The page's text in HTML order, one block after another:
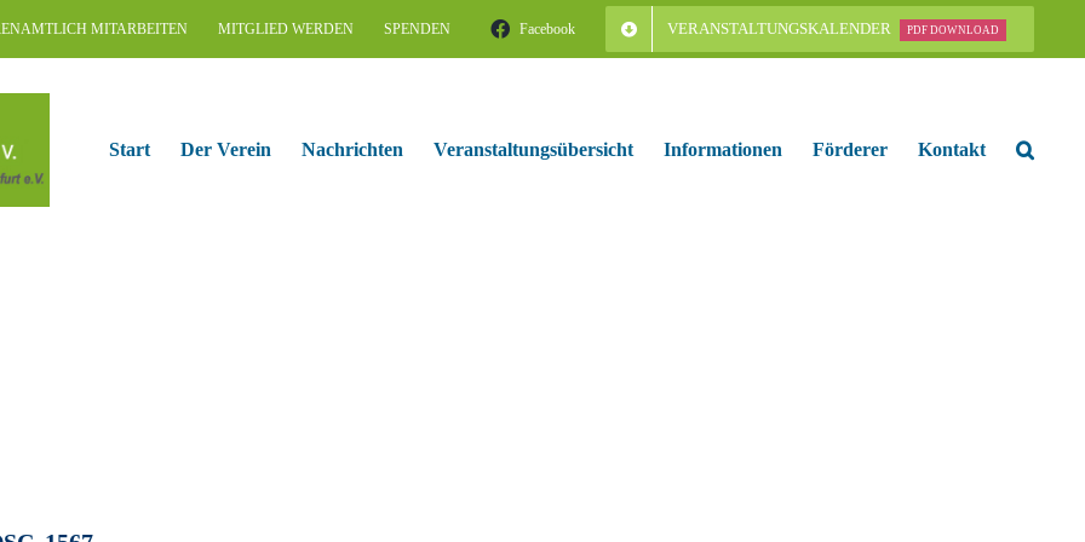
MITARBEITEN MITGLIED WERDEN SPENDEN Facebook VERANSTALTUNGSKALENDER PDF DOWNLOAD
Start Der Verein Nachrichten Veranstaltungsübersicht Informationen Förderer Kontakt